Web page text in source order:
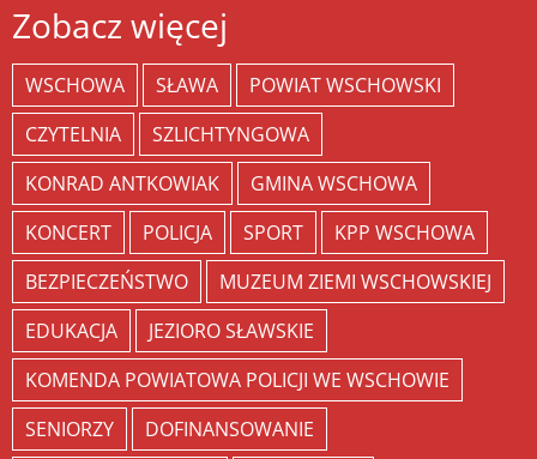
Zobacz więcej
WSCHOWA SŁAWA
POWIAT WSCHOWSKI
CZYTELNIA
SZLICHTYNGOWA
KONRAD ANTKOWIAK
GMINA WSCHOWA
KONCERT
POLICJA SPORT
KPP WSCHOWA
BEZPIECZEŃSTWO
MUZEUM ZIEMI WSCHOWSKIEJ
EDUKACJA
JEZIORO SŁAWSKIE
KOMENDA POWIATOWA POLICJI WE WSCHOWIE
SENIORZY
DOFINANSOWANIE